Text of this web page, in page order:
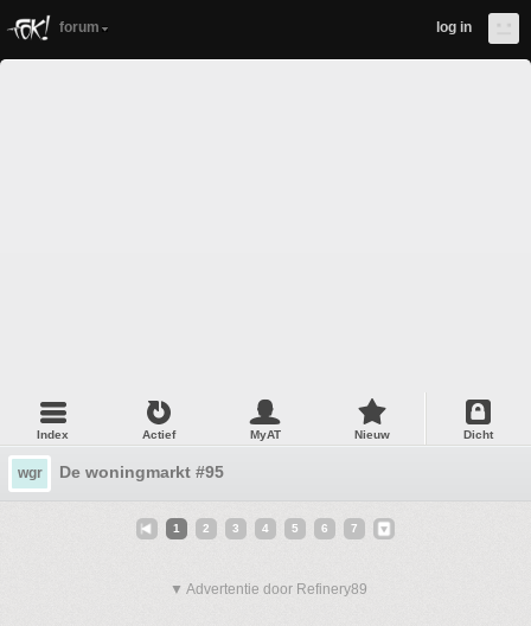
forum log in
Index Actief MyAT Nieuw Dicht
wgr De woningmarkt #95
1 2 3 4 5 6 7
▼ Advertentie door Refinery89